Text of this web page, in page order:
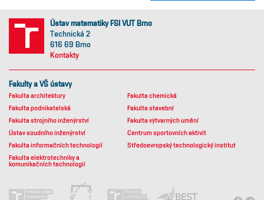
Ústav matematiky FSI VUT Brno
Technická 2
616 69 Brno
Kontakty
Fakulty a VŠ ústavy
Fakulta architektury
Fakulta chemická
Fakulta podnikatelská
Fakulta stavební
Fakulta strojního inženýrství
Fakulta výtvarných umění
Ústav soudního inženýrství
Centrum sportovních aktivit
Fakulta informačních technologií
Středoevropský technologický institut
Fakulta elektrotechniky a
komunikačních technologií